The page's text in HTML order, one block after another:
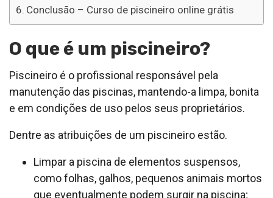
Conclusão – Curso de piscineiro online grátis
O que é um piscineiro?
Piscineiro é o profissional responsável pela
manutenção das piscinas, mantendo-a limpa, bonita
e em condições de uso pelos seus proprietários.
Dentre as atribuições de um piscineiro estão.
Limpar a piscina de elementos suspensos,
como folhas, galhos, pequenos animais mortos
que eventualmente podem surgir na piscina;